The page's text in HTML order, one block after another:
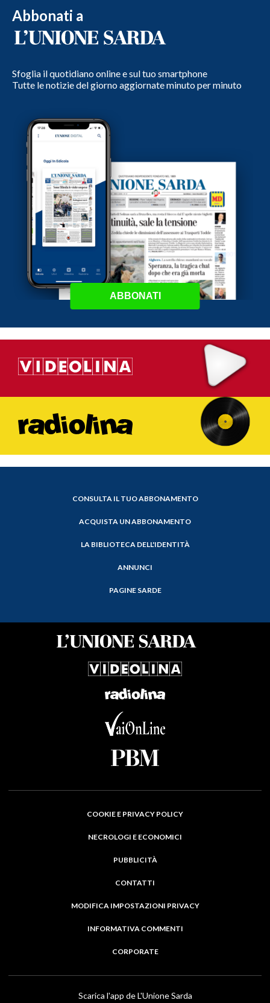
Abbonati a
Sfoglia il quotidiano online e sul tuo smartphone
Tutte le notizie del giorno aggiornate minuto per minuto
ABBONATI
CONSULTA IL TUO ABBONAMENTO
ACQUISTA UN ABBONAMENTO
LA BIBLIOTECA DELL'IDENTITÀ
ANNUNCI
PAGINE SARDE
COOKIE E PRIVACY POLICY
NECROLOGI E ECONOMICI
PUBBLICITÀ
CONTATTI
MODIFICA IMPOSTAZIONI PRIVACY
INFORMATIVA COMMENTI
CORPORATE
Scarica l'app de L'Unione Sarda